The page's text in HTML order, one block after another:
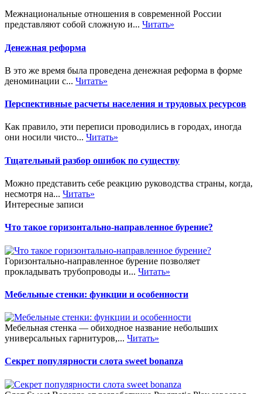
Межнациональные отношения в современной России
представляют собой сложную и... Читать»
Денежная реформа
В это же время была проведена денежная реформа в форме
деноминации с... Читать»
Перспективные расчеты населения и трудовых ресурсов
Как правило, эти переписи проводились в городах, иногда
они носили чисто... Читать»
Тщательный разбор ошибок по существу
Можно представить себе реакцию руководства страны, когда,
несмотря на... Читать»
Интересные записи
Что такое горизонтально-направленное бурение?
Горизонтально-направленное бурение позволяет
прокладывать трубопроводы и... Читать»
Мебельные стенки: функции и особенности
Мебельная стенка — обиходное название небольших
универсальных гарнитуров,... Читать»
Секрет популярности слота sweet bonanza